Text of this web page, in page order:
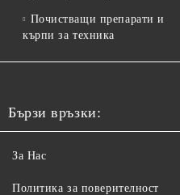
Почистващи препарати и
кърпи за техника
Бързи връзки:
За Нас
Политика за поверителност